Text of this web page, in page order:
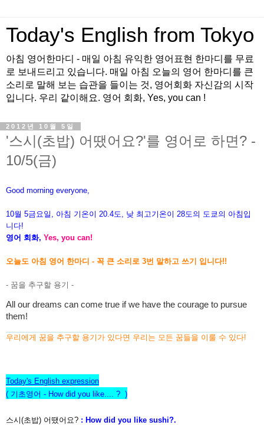
Today's English from Tokyo
아침 영어한마디 - 매일 아침 유익한 영어표현 한마디를 무료
로 보내드리고 있습니다. 매일 아침 오늘의 영어 한마디를 큰
소리로 말해 보는 습관을 들이는 것, 영어회화 자신감의 시작
입니다. 우리 같이해요. 영어 회화, Yes, you can !
2012년 10월 5일
'스시(초밥) 어땠어요?'를 영어로 하면? -
10/5(금)
Good morning everyone,
10월 5금 요 일, 아침 기온이 20.4도, 낮 최고기온이 28도의 도쿄의 아침입
니다!
영어 회화, Yes, you can!
오늘도 아침 영어 한마디 - 꼭 큰 소리로 3번 말하고 쓰기 입니다!!
- 꿈을 추구할 용기 -
All our dreams can come true if we have the courage to pursue
them!
우리에게 꿈을 추구할 용기가 있다면 우리는 모든 꿈들을 이룰 수 있다!
Today's English expression
( 기초영어 - How did you like.... ? )
스시(초밥) 어땠어요? : How did you like sushi?.